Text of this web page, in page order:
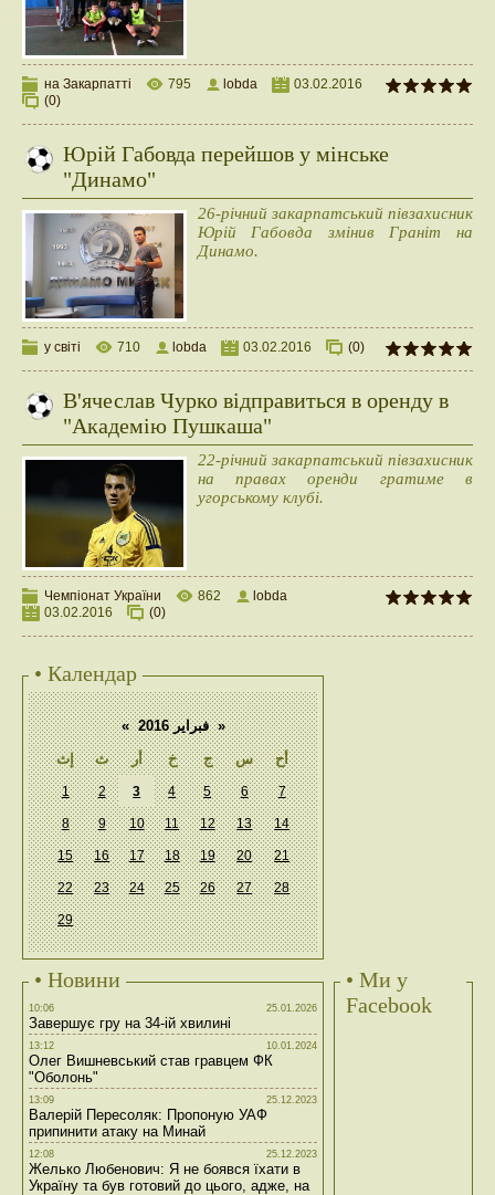
на Закарпатті 795 lobda
03.02.2016
(0)
Юрій Габовда перейшов у мінське
"Динамо"
26-річний закарпатський півзахисник
Юрій Габовда змінив Граніт на
Динамо.
у світі 710 lobda 03.02.2016 (0)
В'ячеслав Чурко відправиться в оренду в
"Академію Пушкаша"
22-річний закарпатський півзахисник
на правах оренди гратиме в
угорському клубі.
Чемпіонат України 862
lobda
03.02.2016
(0)
• Календар
« فبراير 2016 »
إث
ث أر خ ج س أح
1 2 3 4 5 6 7
8 9 10 11 12 13 14
15 16 17 18 19 20 21
22 23 24 25 26 27 28
29
• Новини
10:06 25.01.2026
Завершує гру на 34-ій хвилині
13:12 10.01.2024
Олег Вишневський став гравцем ФК
"Оболонь"
13:09 25.12.2023
Валерій Пересоляк: Пропоную УАФ
припинити атаку на Минай
12:08 25.12.2023
Желько Любенович: Я не боявся їхати в
Україну та був готовий до цього, адже, на
• Ми у
Facebook